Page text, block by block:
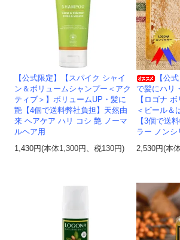
【公式限定】【スパイク シャイ
ン＆ボリュームシャンプー＜アク
ティブ＞】ボリュームUP・髪に
艶【4個で送料弊社負担】天然由
来 ヘアケア ハリ コシ 艶 ノーマ
ルヘア用
1,430円(本体1,300円、税130円)
【公
で髪にハリ
【ロゴナ
＜ビール＆
【3個で送
ラー ノンシ
2,530円(本